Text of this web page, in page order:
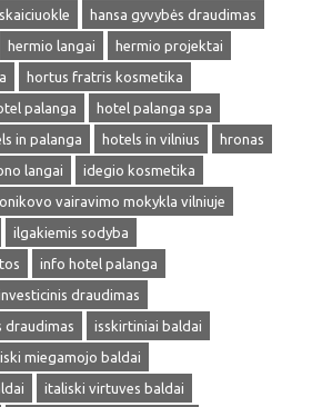
hansa gyvybės draudimas
hermio langai
hermio projektai
hortus fratris kosmetika
palanga
hotel palanga spa
in palanga hotels in vilnius
hronas
langai
idegio kosmetika
vairavimo mokykla vilniuje
ilgakiemis sodyba
info hotel palanga
draudimas
draudimas
isskirtiniai baldai
miegamojo baldai
italiski virtuves baldai